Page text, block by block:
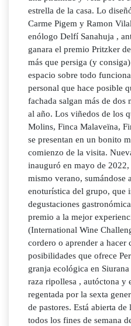
estrella de la casa. Lo
Carme Pigem y Ramon
enólogo Delfí Sanahuja ,
ganara el premio Pritzker
más que persiga (y
espacio sobre todo
personal que hace posible
fachada salgan más de
al año. Los viñedos de los
Molins, Finca Malaveïna,
se presentan en un bonito
comienzo de la visita.
inauguró en mayo de
mismo verano, sumándose
enoturística del grupo, que
degustaciones
premio a la mejor
(International Wine
cordero o aprender a hacer
posibilidades que ofrece
granja ecológica en
raza ripollesa , autóctona y
regentada por la sexta
de pastores. Está abierta
todos los fines de semana